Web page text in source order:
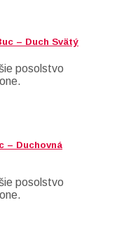
– Duch Svätý
posolstvo
– Duchovná
posolstvo